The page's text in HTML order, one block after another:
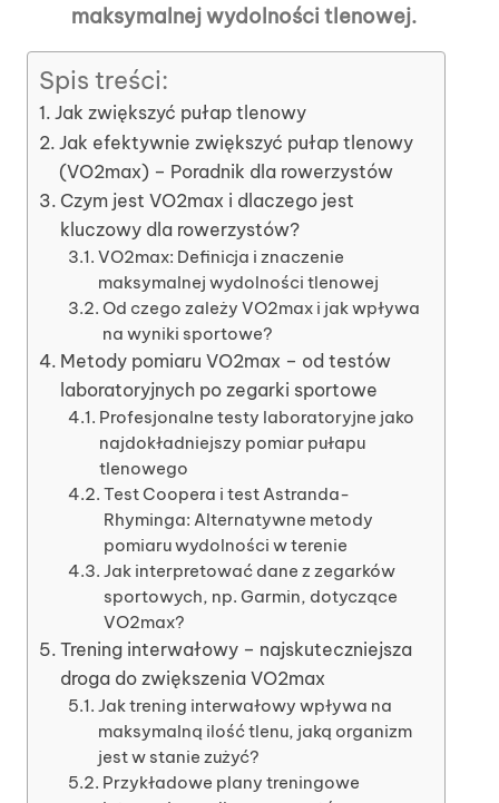
maksymalnej wydolności tlenowej.
Spis treści:
Jak zwiększyć pułap tlenowy
Jak efektywnie zwiększyć pułap tlenowy
(VO2max) – Poradnik dla rowerzystów
Czym jest VO2max i dlaczego jest
kluczowy dla rowerzystów?
VO2max: Definicja i znaczenie
maksymalnej wydolności tlenowej
Od czego zależy VO2max i jak wpływa
na wyniki sportowe?
Metody pomiaru VO2max – od testów
laboratoryjnych po zegarki sportowe
Profesjonalne testy laboratoryjne jako
najdokładniejszy pomiar pułapu
tlenowego
Test Coopera i test Astranda-
Rhyminga: Alternatywne metody
pomiaru wydolności w terenie
Jak interpretować dane z zegarków
sportowych, np. Garmin, dotyczące
VO2max?
Trening interwałowy – najskuteczniejsza
droga do zwiększenia VO2max
Jak trening interwałowy wpływa na
maksymalną ilość tlenu, jaką organizm
jest w stanie zużyć?
Przykładowe plany treningowe